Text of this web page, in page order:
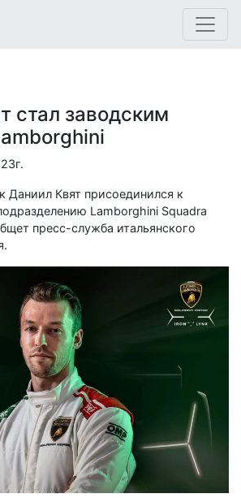
стал заводским
Даниил Квят присоединился к
Lamborghini Squadra
пресс-служба итальянского